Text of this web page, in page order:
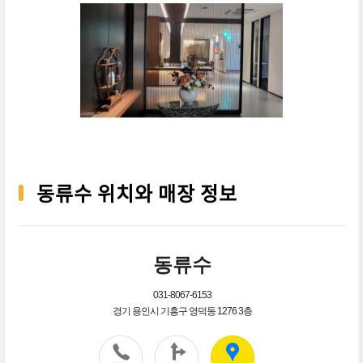
동류수 위치와 매장 정보